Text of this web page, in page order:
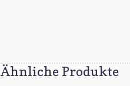
Ähnliche Produkte